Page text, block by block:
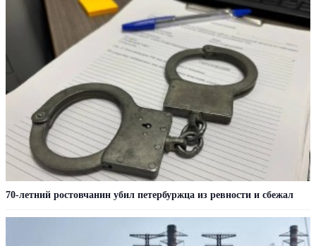
70-летний ростовчанин убил петербуржца из ревности и сбежал